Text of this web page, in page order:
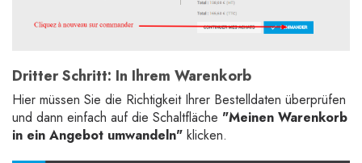
Dritter Schritt: In Ihrem Warenkorb
Hier müssen Sie die Richtigkeit Ihrer Bestelldaten überprüfen
und dann einfach auf die Schaltfläche "Meinen Warenkorb
in ein Angebot umwandeln" klicken.